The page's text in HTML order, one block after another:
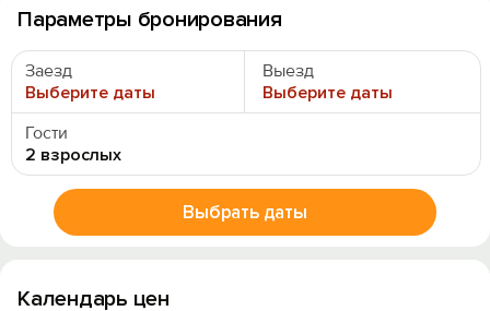
Параметры бронирования
Заезд
Выберите даты
Выезд
Выберите даты
Гости
2 взрослых
Выбрать даты
Календарь цен